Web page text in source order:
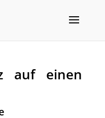
auf einen